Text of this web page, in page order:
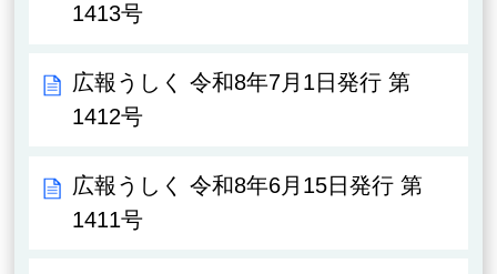
1413号
広報うしく 令和8年7月1日発行 第
1412号
広報うしく 令和8年6月15日発行 第
1411号